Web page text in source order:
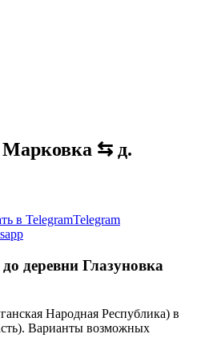
Марковка ⇆ д.
Telegram
деревни Глазуновка
Народная Республика) в
Варианты возможных